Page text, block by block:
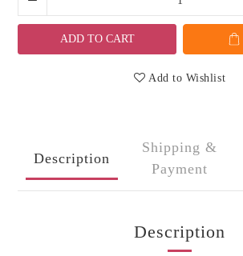
ADD TO CART
Add to Wishlist
Description
Shipping &
Payment
Description